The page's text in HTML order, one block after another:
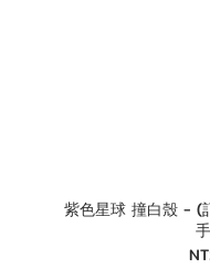
紫色星球 撞白殼 - (訂製名字